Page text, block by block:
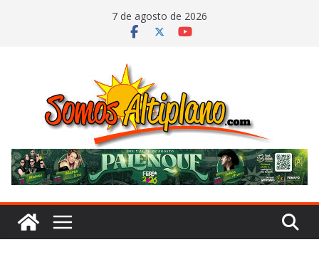
7 de agosto de 2026